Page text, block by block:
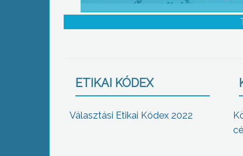
ETIKAI KÓDEX
Választási Etikai Kódex 2022